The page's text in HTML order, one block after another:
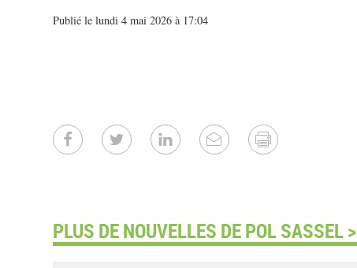
Publié le lundi 4 mai 2026 à 17:04
PLUS DE NOUVELLES DE POL SASSEL >